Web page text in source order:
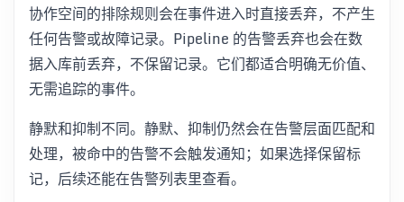
协作空间的排除规则会在事件进入时直接丢弃，不产生
任何告警或故障记录。Pipeline 的告警丢弃也会在数
据入库前丢弃，不保留记录。它们都适合明确无价值、
无需追踪的事件。
静默和抑制不同。静默、抑制仍然会在告警层面匹配和
处理，被命中的告警不会触发通知；如果选择保留标
记，后续还能在告警列表里查看。